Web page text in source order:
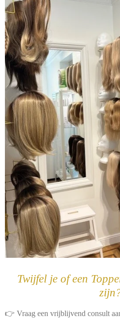
Twijfel je of een
👉 Vraag een vrijblijvend consult